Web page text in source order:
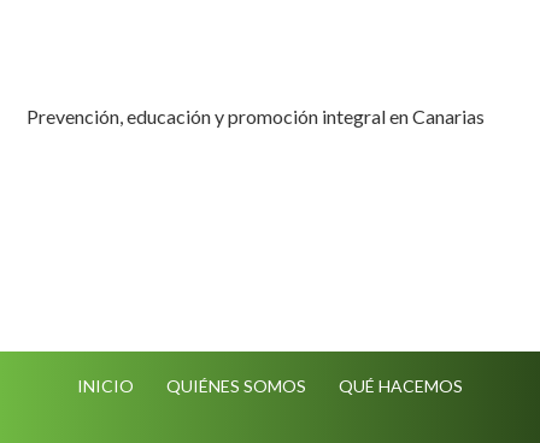
Prevención, educación y promoción integral en Canarias
INICIO QUIÉNES SOMOS QUÉ HACEMOS